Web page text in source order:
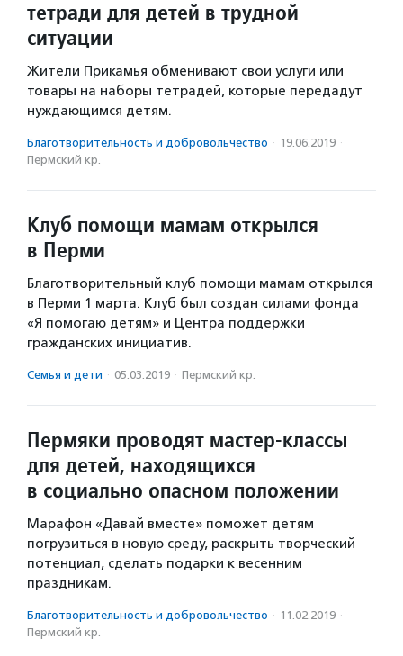
тетради для детей в трудной
ситуации
Жители Прикамья обменивают свои услуги или
товары на наборы тетрадей, которые передадут
нуждающимся детям.
Благотвори­тель­ность и доброволь­чест­во · 19.06.2019 ·
Пермский кр.
Клуб помощи мамам открылся
в Перми
Благотворительный клуб помощи мамам открылся
в Перми 1 марта. Клуб был создан силами фонда
«Я помогаю детям» и Центра поддержки
гражданских инициатив.
Семья и дети · 05.03.2019 · Пермский кр.
Пермяки проводят мастер-классы
для детей, находящихся
в социально опасном положении
Марафон «Давай вместе» поможет детям
погрузиться в новую среду, раскрыть творческий
потенциал, сделать подарки к весенним
праздникам.
Благотвори­тель­ность и доброволь­чест­во · 11.02.2019 ·
Пермский кр.